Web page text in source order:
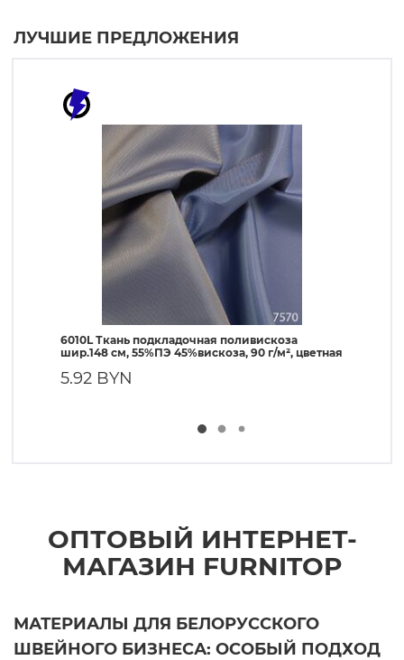
ЛУЧШИЕ ПРЕДЛОЖЕНИЯ
6010L Ткань подкладочная поливискоза
шир.148 см, 55%ПЭ 45%вискоза, 90 г/м², цветная
5.92 BYN
ОПТОВЫЙ ИНТЕРНЕТ-
МАГАЗИН FURNITOP
МАТЕРИАЛЫ ДЛЯ БЕЛОРУССКОГО
ШВЕЙНОГО БИЗНЕСА: ОСОБЫЙ ПОДХОД